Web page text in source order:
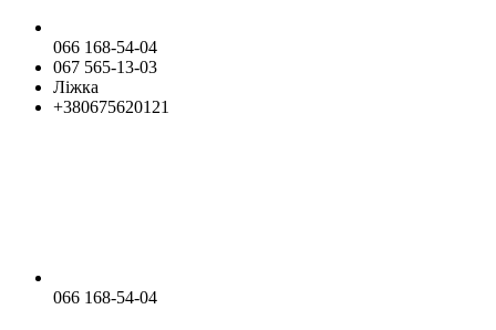
066 168-54-04
067 565-13-03
Ліжка
+380675620121
066 168-54-04